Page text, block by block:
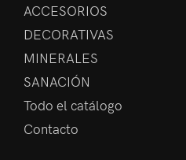
ACCESORIOS
DECORATIVAS
MINERALES
SANACIÓN
Todo el catálogo
Contacto